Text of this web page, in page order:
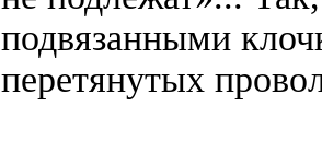
подвязанными
перетянутых